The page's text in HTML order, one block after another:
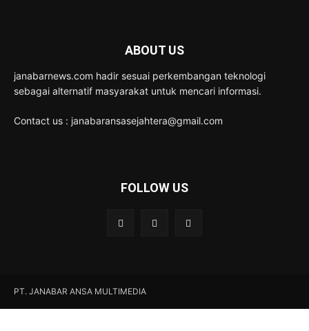
ABOUT US
janabarnews.com hadir sesuai perkembangan teknologi
sebagai alternatif masyarakat untuk mencari informasi.
Contact us : janabaransasejahtera@gmail.com
FOLLOW US
PT. JANABAR ANSA MULTIMEDIA